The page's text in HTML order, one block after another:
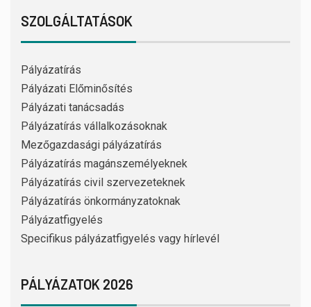
SZOLGÁLTATÁSOK
Pályázatírás
Pályázati Előminősítés
Pályázati tanácsadás
Pályázatírás vállalkozásoknak
Mezőgazdasági pályázatírás
Pályázatírás magánszemélyeknek
Pályázatírás civil szervezeteknek
Pályázatírás önkormányzatoknak
Pályázatfigyelés
Specifikus pályázatfigyelés vagy hírlevél
PÁLYÁZATOK 2026